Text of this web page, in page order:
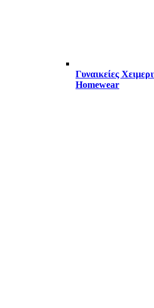
Γυναικείες
Homewear